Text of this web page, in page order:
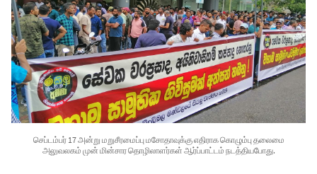
செப்டம்பர் 17 அன்று மறுசீரமைப்பு மசோதாவுக்கு எதிராக கொழும்பு தலைமை
அலுவலகம் முன் மின்சார தொழிலாளர்கள் ஆர்ப்பாட்டம் நடத்தியபோது.